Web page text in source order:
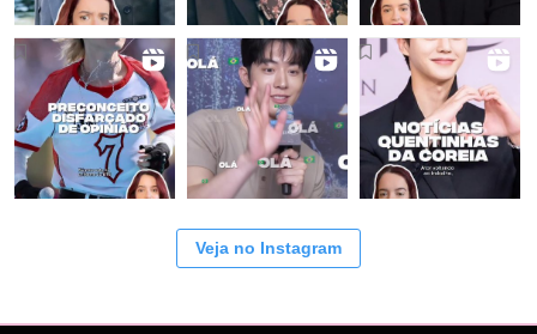
Veja no Instagram